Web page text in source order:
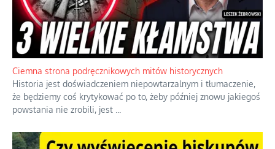
Ciemna strona podręcznikowych mitów historycznych
Historia jest doświadczeniem niepowtarzalnym i tłumaczenie,
że będziemy coś krytykować po to, żeby później znowu jakiegoś
powstania nie zrobili, jest